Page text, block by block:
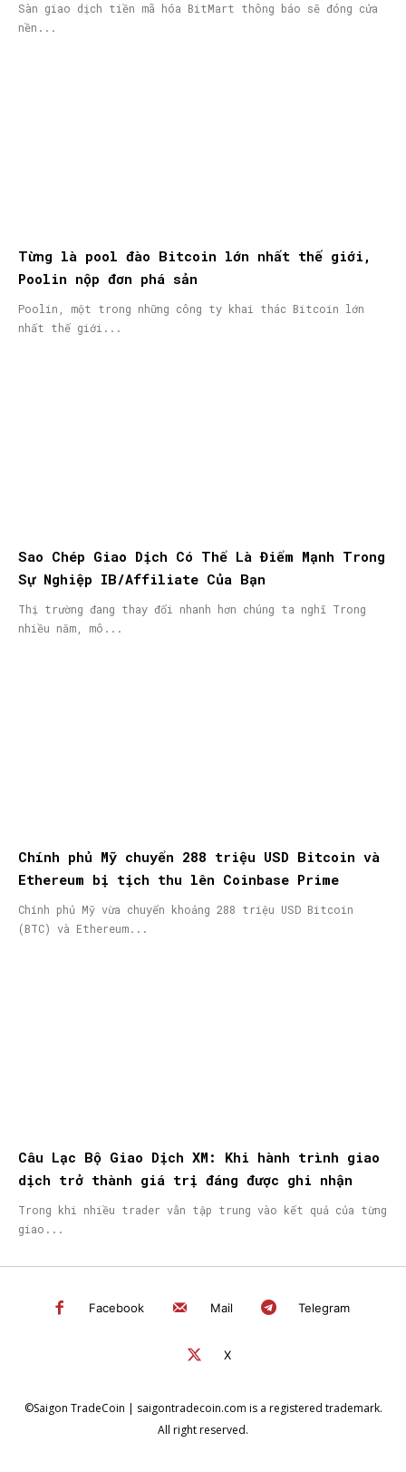
Sàn giao dịch tiền mã hóa BitMart thông báo sẽ đóng cửa
nền...
Từng là pool đào Bitcoin lớn nhất thế giới,
Poolin nộp đơn phá sản
Poolin, một trong những công ty khai thác Bitcoin lớn
nhất thế giới...
Sao Chép Giao Dịch Có Thể Là Điểm Mạnh Trong
Sự Nghiệp IB/Affiliate Của Bạn
Thị trường đang thay đổi nhanh hơn chúng ta nghĩ Trong
nhiều năm, mô...
Chính phủ Mỹ chuyển 288 triệu USD Bitcoin và
Ethereum bị tịch thu lên Coinbase Prime
Chính phủ Mỹ vừa chuyển khoảng 288 triệu USD Bitcoin
(BTC) và Ethereum...
Câu Lạc Bộ Giao Dịch XM: Khi hành trình giao
dịch trở thành giá trị đáng được ghi nhận
Trong khi nhiều trader vẫn tập trung vào kết quả của từng
giao...
Facebook Mail Telegram
X
©Saigon TradeCoin | saigontradecoin.com is a registered trademark.
All right reserved.